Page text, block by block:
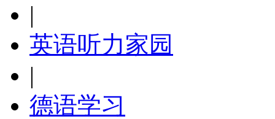
|
英语听力家园
|
德语学习